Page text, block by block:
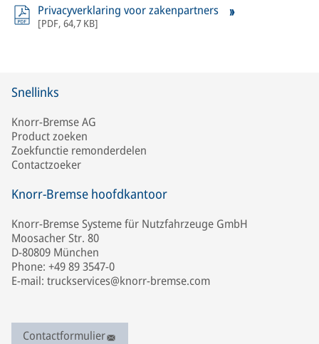
Privacyverklaring voor zakenpartners
[PDF, 64,7 KB]
Snellinks
Knorr-Bremse AG
Product zoeken
Zoekfunctie remonderdelen
Contactzoeker
Knorr-Bremse hoofdkantoor
Knorr-Bremse Systeme für Nutzfahrzeuge GmbH
Moosacher Str. 80
D-80809 München
Phone: +49 89 3547-0
E-mail: truckservices@knorr-bremse.com
Contactformulier